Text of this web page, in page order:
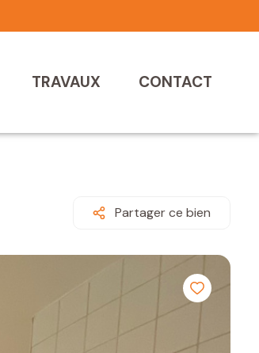
TRAVAUX CONTACT
Partager ce bien